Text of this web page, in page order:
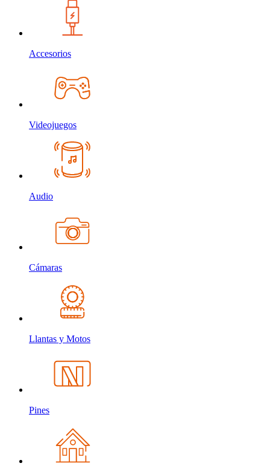
Accesorios
Videojuegos
Audio
Cámaras
Llantas y Motos
Pines